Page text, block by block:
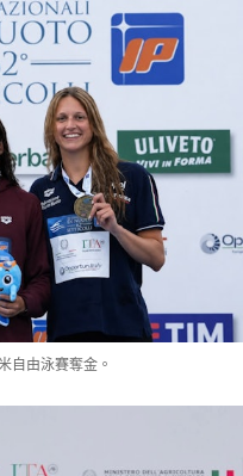
自由泳賽奪金。